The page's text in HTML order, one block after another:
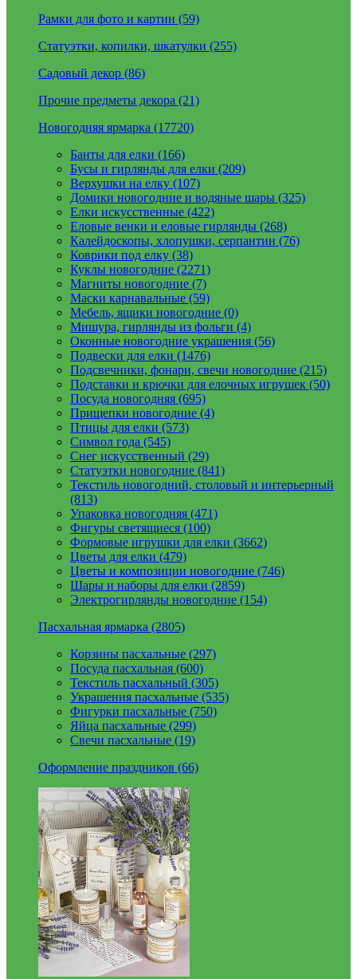
Рамки для фото и картин (59)
Статуэтки, копилки, шкатулки (255)
Садовый декор (86)
Прочие предметы декора (21)
Новогодняя ярмарка (17720)
Банты для елки (166)
Бусы и гирлянды для елки (209)
Верхушки на елку (107)
Домики новогодние и водяные шары (325)
Елки искусственные (422)
Еловые венки и еловые гирлянды (268)
Калейдоскопы, хлопушки, серпантин (76)
Коврики под елку (38)
Куклы новогодние (2271)
Магниты новогодние (7)
Маски карнавальные (59)
Мебель, ящики новогодние (0)
Мишура, гирлянды из фольги (4)
Оконные новогодние украшения (56)
Подвески для елки (1476)
Подсвечники, фонари, свечи новогодние (215)
Подставки и крючки для елочных игрушек (50)
Посуда новогодняя (695)
Прищепки новогодние (4)
Птицы для елки (573)
Символ года (545)
Снег искусственный (29)
Статуэтки новогодние (841)
Текстиль новогодний, столовый и интерьерный
(813)
Упаковка новогодняя (471)
Фигуры светящиеся (100)
Формовые игрушки для елки (3662)
Цветы для елки (479)
Цветы и композиции новогодние (746)
Шары и наборы для елки (2859)
Электрогирлянды новогодние (154)
Пасхальная ярмарка (2805)
Корзины пасхальные (297)
Посуда пасхальная (600)
Текстиль пасхальный (305)
Украшения пасхальные (535)
Фигурки пасхальные (750)
Яйца пасхальные (299)
Свечи пасхальные (19)
Оформление праздников (66)